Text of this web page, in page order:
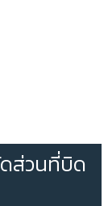
ดส่วนที่บิด